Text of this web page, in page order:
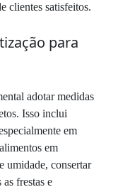
clientes satisfeitos.
para
adotar medidas
Isso inclui
em
em
umidade, consertar
frestas e